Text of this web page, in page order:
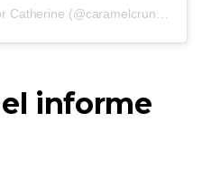
informe